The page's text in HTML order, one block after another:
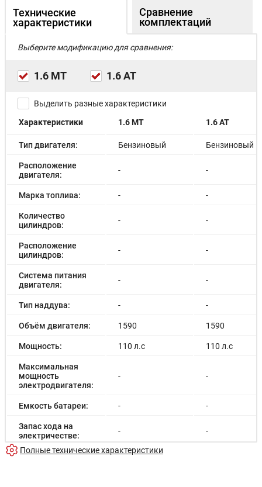
Технические
характеристики
Сравнение
комплектаций
Выберите модификацию для сравнения:
1.6 МT 1.6 AT
Выделить разные характеристики
Характеристики
1.6 МT 1.6 AT
Тип двигателя: Бензиновый Бензиновый
Расположение
двигателя:
- -
Марка топлива: - -
Количество
цилиндров:
- -
Расположение
цилиндров:
- -
Система питания
двигателя:
- -
Тип наддува: - -
Объём двигателя: 1590 1590
Мощность: 110 л.с 110 л.с
Максимальная
мощность
электродвигателя:
- -
Емкость батареи: - -
Запас хода на
электричестве:
- -
Время зарядки: -
Полные технические характеристики